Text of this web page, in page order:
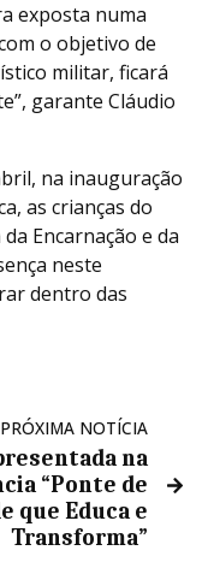
exposta numa
o objetivo de
militar, ficará
garante Cláudio
na inauguração
as crianças do
Encarnação e da
neste
dentro das
PRÓXIMA NOTÍCIA
na
“Ponte de
que Educa e
Transforma”